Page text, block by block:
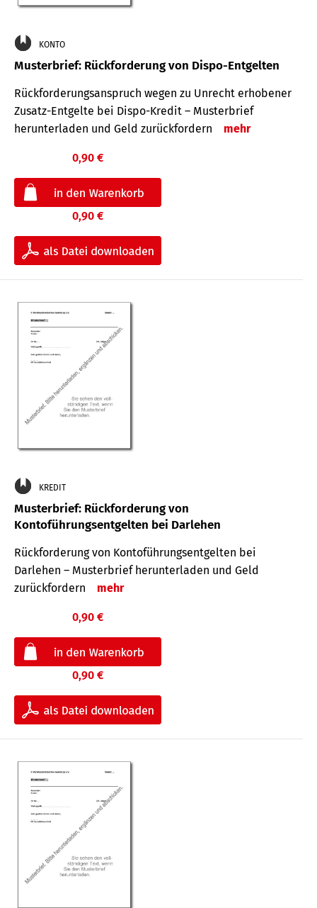
KONTO
Musterbrief: Rückforderung von Dispo-Entgelten
Rückforderungsanspruch wegen zu Unrecht erhobener
Zusatz-Entgelte bei Dispo-Kredit – Musterbrief
herunterladen und Geld zurückfordern
mehr
0,90 €
0,90 €
KREDIT
Musterbrief: Rückforderung von
Kontoführungsentgelten bei Darlehen
Rückforderung von Kontoführungsentgelten bei
Darlehen – Musterbrief herunterladen und Geld
zurückfordern
mehr
0,90 €
0,90 €